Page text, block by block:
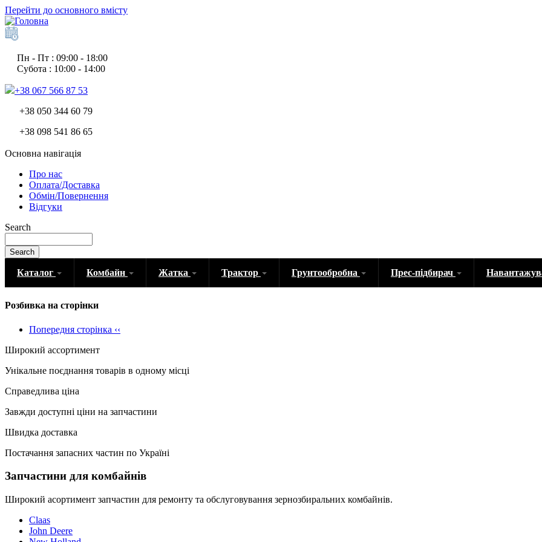
Перейти до основного вмісту
Пн - Пт : 09:00 - 18:00
Субота : 10:00 - 14:00
+38 067 566 87 53
+38 050 344 60 79
+38 098 541 86 65
Основна навігація
Про нас
Оплата/Доставка
Обмін/Повернення
Відгуки
Search
Search
Каталог Комбайн Жатка Трактор Грунтообробна Прес-підбирач
Розбивка на сторінки
Попередня сторінка ‹‹
Широкий ассортимент
Унікальне поєднання товарів в одному місці
Справедлива ціна
Завжди доступні ціни на запчастини
Швидка доставка
Постачання запасних частин по Україні
Запчастини для комбайнів
Широкий асортимент запчастин для ремонту та обслуговування зернозбиральних комбайнів.
Claas
John Deere